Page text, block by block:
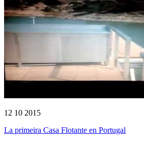
12 10 2015
La primeira Casa Flotante en Portugal